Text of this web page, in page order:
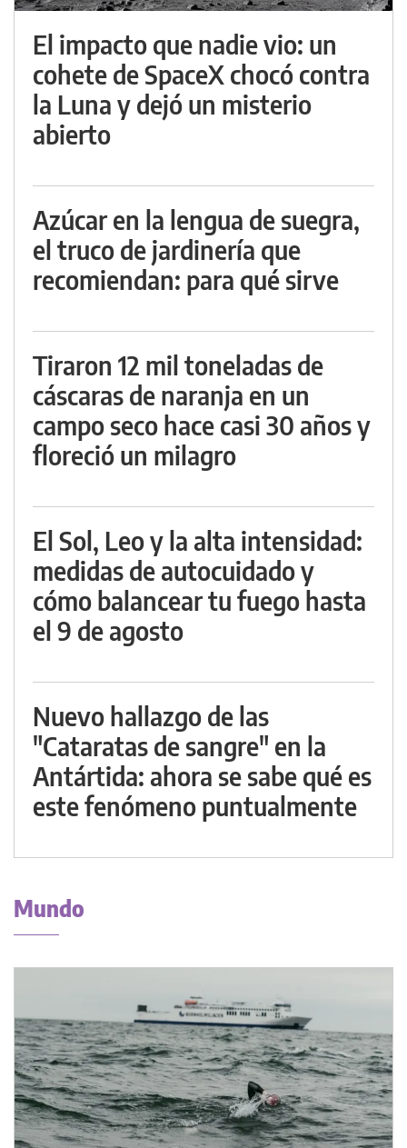
El impacto que nadie vio: un
cohete de SpaceX chocó contra
la Luna y dejó un misterio
abierto
Azúcar en la lengua de suegra,
el truco de jardinería que
recomiendan: para qué sirve
Tiraron 12 mil toneladas de
cáscaras de naranja en un
campo seco hace casi 30 años y
floreció un milagro
El Sol, Leo y la alta intensidad:
medidas de autocuidado y
cómo balancear tu fuego hasta
el 9 de agosto
Nuevo hallazgo de las
"Cataratas de sangre" en la
Antártida: ahora se sabe qué es
este fenómeno puntualmente
Mundo